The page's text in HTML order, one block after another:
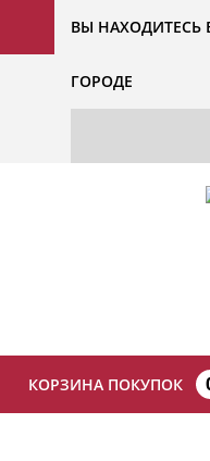
ВЫ НАХОДИТЕСЬ
ГОРОДЕ
КОРЗИНА ПОКУПОК